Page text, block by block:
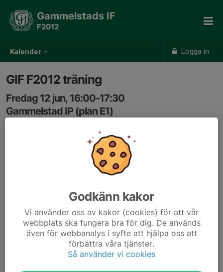
Kalender Logga in
Gammelstads IF
F2012
GIF F2012 träning
Fredag 12 jun, 16:00-17:30
Gammelstad IP (plan E1)
Samling: 15:45, Gammelstad IP (plan E1)
Godkänn kakor
Vi använder oss av kakor (cookies) för att vår
webbplats ska fungera bra för dig. De används
även för webbanalys i syfte att hjälpa oss att
förbättra våra tjänster.
Så använder vi cookies